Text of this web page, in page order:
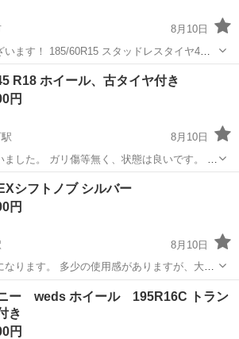
8月10日
ドレスタイヤ4本
ットではありません。 製造年は21年。
方への配送は＋料金かかります。
イヤ、ホイール スタッドレスタイヤ
R18 ホイール、古タイヤ付き
円
8月10日
した。 ガリ傷等無く、状態は良いです。 タ
、オマケ程度に考えてください。
タイヤ、ホイール
シフトノブ シルバー
円
8月10日
がありますが、大き
ん。状態は画像からお願い致します。 中古
る方よろしくお願い致します。 楽天市場
内装、インテリア
ホイール 195R16C トラン
き
円